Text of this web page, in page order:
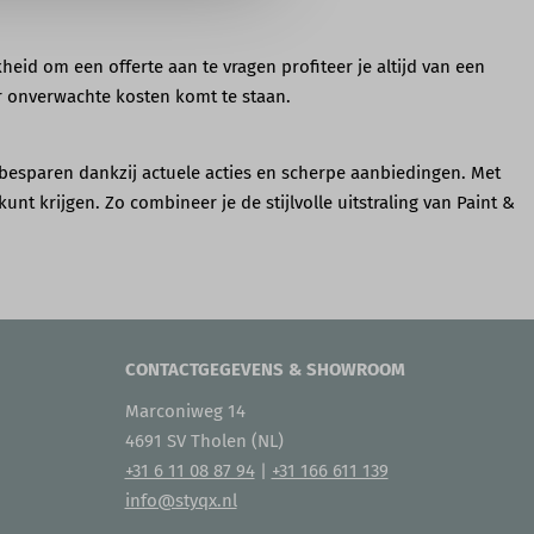
om een offerte aan te vragen profiteer je altijd van een
kosten komt te staan.
dankzij actuele acties en scherpe aanbiedingen. Met
krijgen. Zo combineer je de stijlvolle uitstraling van Paint &
CONTACTGEGEVENS & SHOWROOM
Marconiweg 14
4691 SV Tholen (NL)
+31 6 11 08 87 94| +31 166 611 139
info@styqx.nl